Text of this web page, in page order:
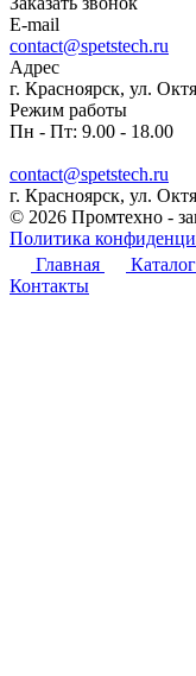
E-mail
contact@spetstech.ru
Адрес
г. Красноярск, ул.
Режим работы
Пн - Пт: 9.00 - 18.00
contact@spetstech.ru
г. Красноярск, ул.
© 2026 Промтехно -
Политика
Главная
Каталог
Контакты